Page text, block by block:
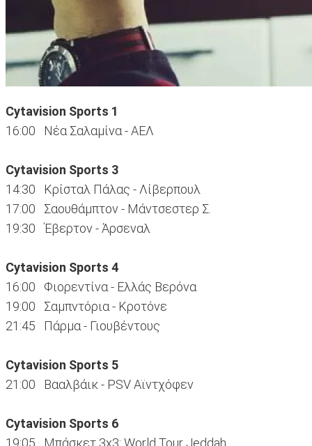
Cytavision Sports 1
16:00 Νέα Σαλαμίνα - ΑΕΛ
Cytavision Sports 3
14:30 Κρίσταλ Πάλας - Λίβερπουλ
17:00 Σαουθάμπτον - Μάντσεστερ Σ.
19:30 Έβερτον - Άρσεναλ
Cytavision Sports 4
16:00 Φιορεντίνα - Ελλάς Βερόνα
19:00 Σαμπντόρια - Κροτόνε
21:45 Πάρμα - Γιουβέντους
Cytavision Sports 5
21:00 Βααλβάικ - PSV Αϊντχόφεν
Cytavision Sports 6